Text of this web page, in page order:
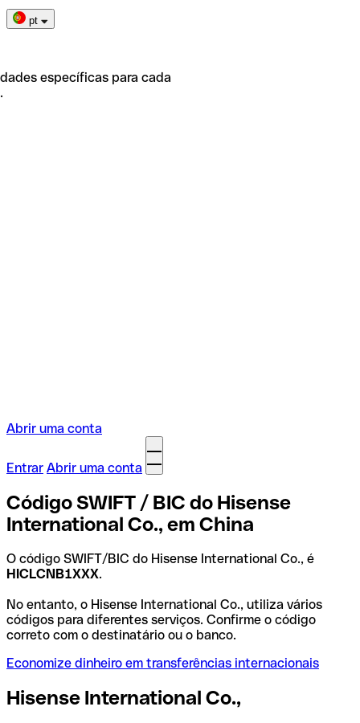
pt
específicas para cada
Abrir uma conta
Entrar Abrir uma conta
Código SWIFT / BIC do Hisense
International Co., em China
O código SWIFT/BIC do Hisense International Co., é
HICLCNB1XXX.
No entanto, o Hisense International Co., utiliza vários
códigos para diferentes serviços. Confirme o código
correto com o destinatário ou o banco.
Economize dinheiro em transferências internacionais
Hisense International Co.,